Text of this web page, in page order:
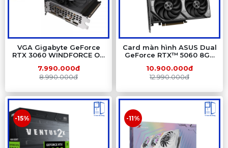
VGA Gigabyte GeForce
RTX 3060 WINDFORCE OC
NVIDIA Ampere
7.990.000đ
8.990.000đ
Card màn hình ASUS Dual
GeForce RTX™ 5060 8GB
10.900.000đ
12.990.000đ
-15% -11%